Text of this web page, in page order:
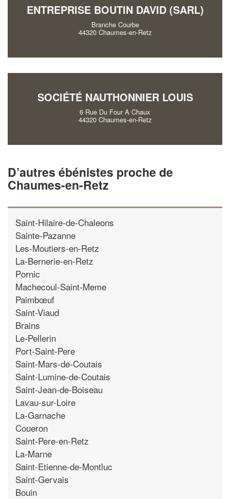
ENTREPRISE BOUTIN DAVID (SARL)
Branche Courbe
44320 Chaumes-en-Retz
SOCIÉTÉ NAUTHONNIER LOUIS
6 Rue Du Four A Chaux
44320 Chaumes-en-Retz
D’autres ébénistes proche de
Chaumes-en-Retz
Saint-Hilaire-de-Chaleons
Sainte-Pazanne
Les-Moutiers-en-Retz
La-Bernerie-en-Retz
Pornic
Machecoul-Saint-Meme
Paimbœuf
Saint-Viaud
Brains
Le-Pellerin
Port-Saint-Pere
Saint-Mars-de-Coutais
Saint-Lumine-de-Coutais
Saint-Jean-de-Boiseau
Lavau-sur-Loire
La-Garnache
Coueron
Saint-Pere-en-Retz
La-Marne
Saint-Etienne-de-Montluc
Saint-Gervais
Bouin